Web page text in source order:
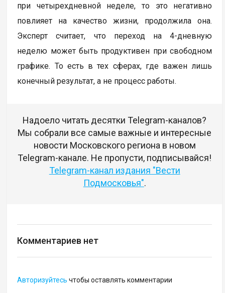
при четырехдневной неделе, то это негативно
повлияет на качество жизни, продолжила она.
Эксперт считает, что переход на 4-дневную
неделю может быть продуктивен при свободном
графике. То есть в тех сферах, где важен лишь
конечный результат, а не процесс работы.
Надоело читать десятки Telegram-каналов?
Мы собрали все самые важные и интересные
новости Московского региона в новом
Telegram-канале. Не пропусти, подписывайся!
Telegram-канал издания "Вести
Подмосковья".
Комментариев нет
Авторизуйтесь чтобы оставлять комментарии